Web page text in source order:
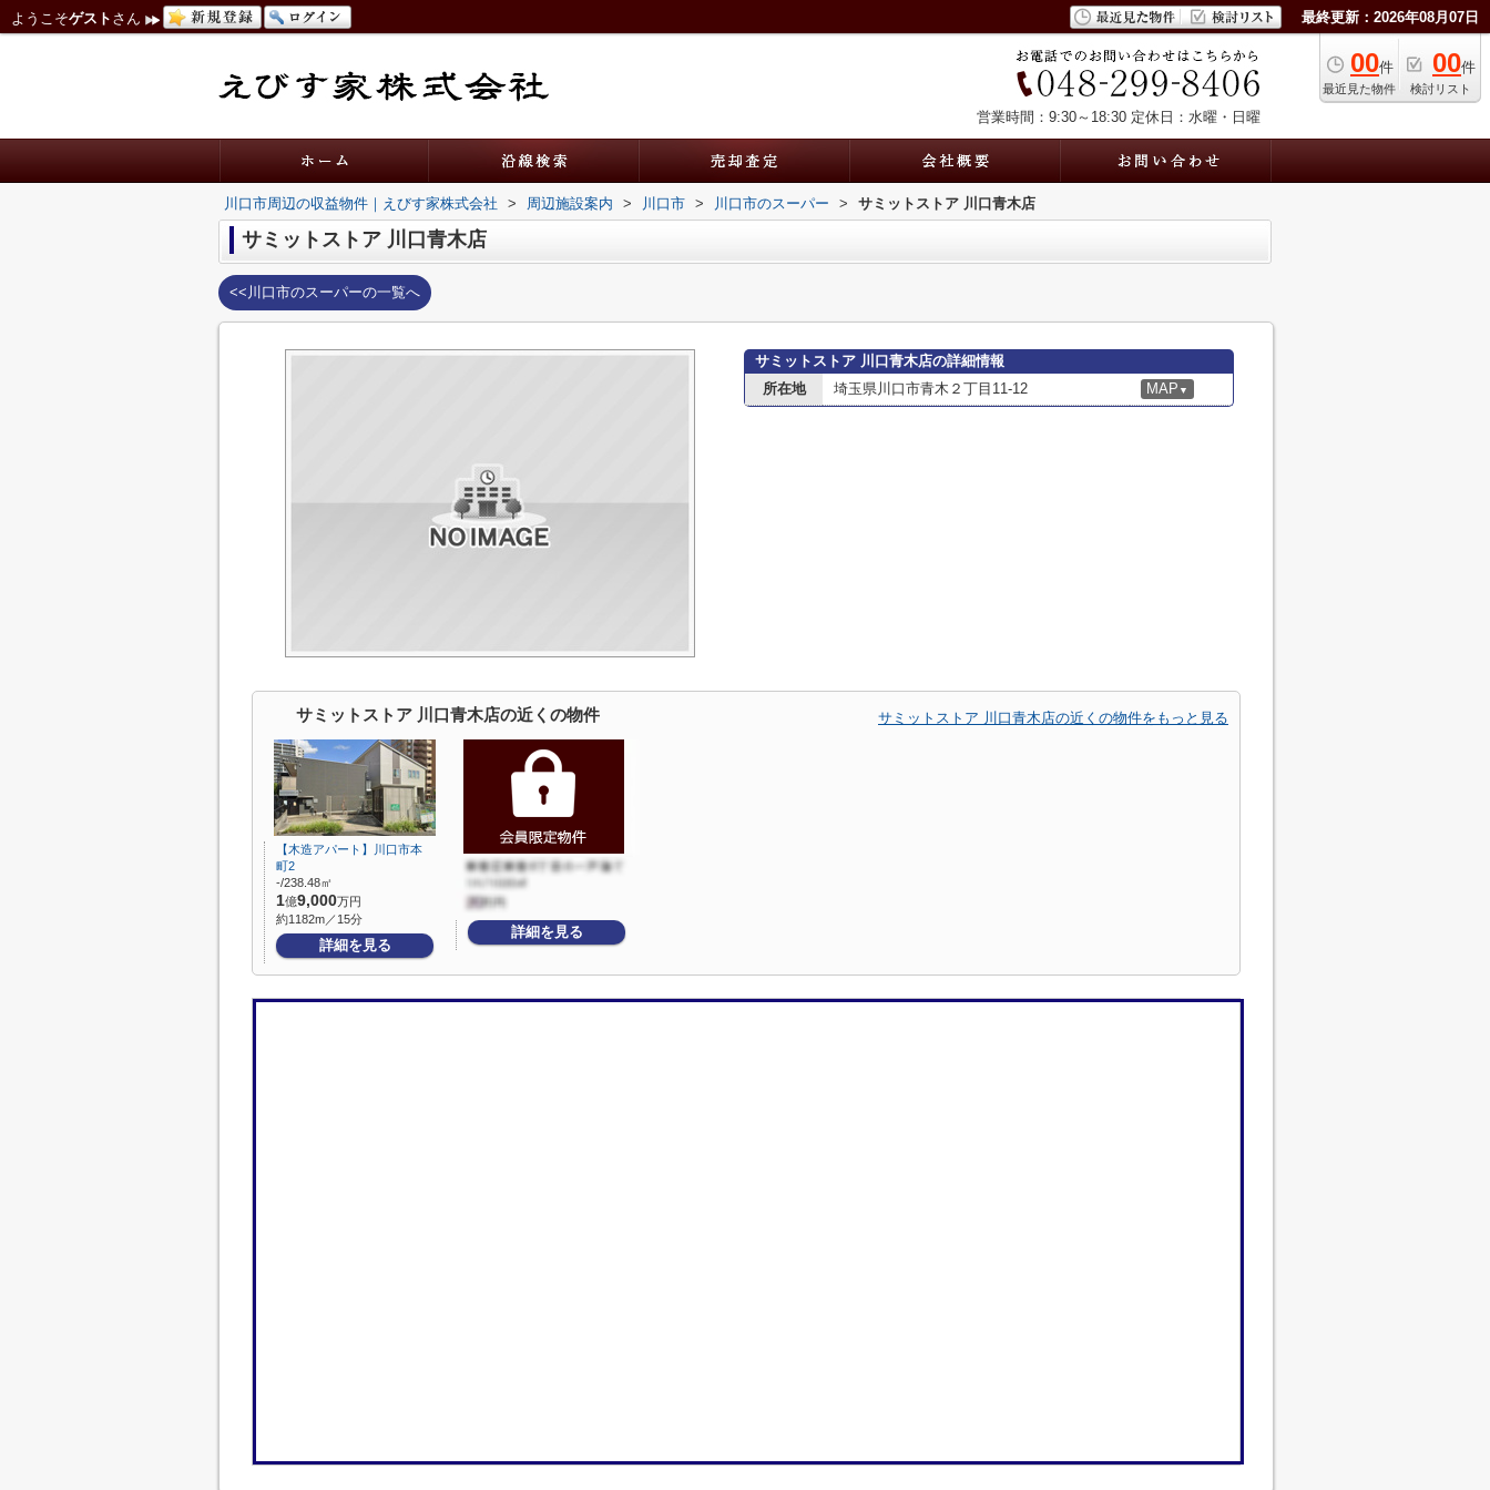
ようこそゲスト さん 最終更新：2026年08月07日
00件
最近見た物件
00件
検討リスト
営業時間：9:30～18:30 定休日：水曜・日曜
川口市周辺の収益物件｜えびす家株式会社 > 周辺施設案内 > 川口市 > 川口市のスーパー > サミットストア 川口青木店
サミットストア 川口青木店
<<川口市のスーパーの一覧へ
サミットストア 川口青木店の詳細情報
所在地
埼玉県川口市青木２丁目11-12 MAP ▼
サミットストア 川口青木店の近くの物件 サミットストア 川口青木店の近くの物件をもっと見る
【木造アパート】川口市本
町2
-/238.48㎡
1億9,000万円
約1182m／15分
詳細を見る
詳細を見る